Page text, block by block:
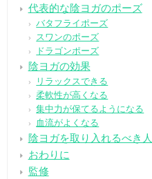
代表的な陰ヨガのポーズ
バタフライポーズ
スワンのポーズ
ドラゴンポーズ
陰ヨガの効果
リラックスできる
柔軟性が高くなる
集中力が保てるようになる
血流がよくなる
陰ヨガを取り入れるべき人
おわりに
監修